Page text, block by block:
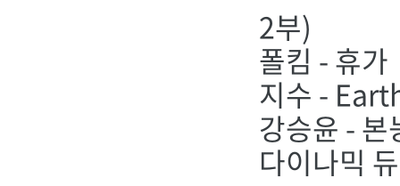
2부)
폴킴 - 휴가
지수 -
강승윤 -
다이나믹